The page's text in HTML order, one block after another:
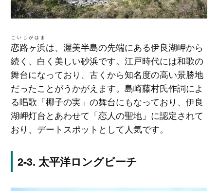
恋路ヶ浜
こいじがはま
は、渥美半島の先端にある伊良湖岬から
続く、白く美しい砂浜です。江戸時代には和歌の
舞台になっており、古くから知名度の高い景勝地
だったことがうかがえます。島崎藤村氏作詞によ
る唱歌「椰子の実」の舞台にもなっており、伊良
湖岬灯台とあわせて「恋人の聖地」に認定されて
おり、デートスポットとして人気です。
太平洋ロングビーチ